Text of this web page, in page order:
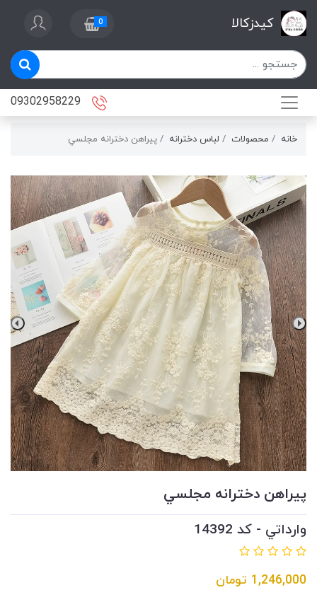
کیدزکالا 0
خانه محصولات لباس دخترانه پيراهن دخترانه مجلسي
پيراهن دخترانه مجلسي
وارداتي - کد 14392
1,246,000 تومان